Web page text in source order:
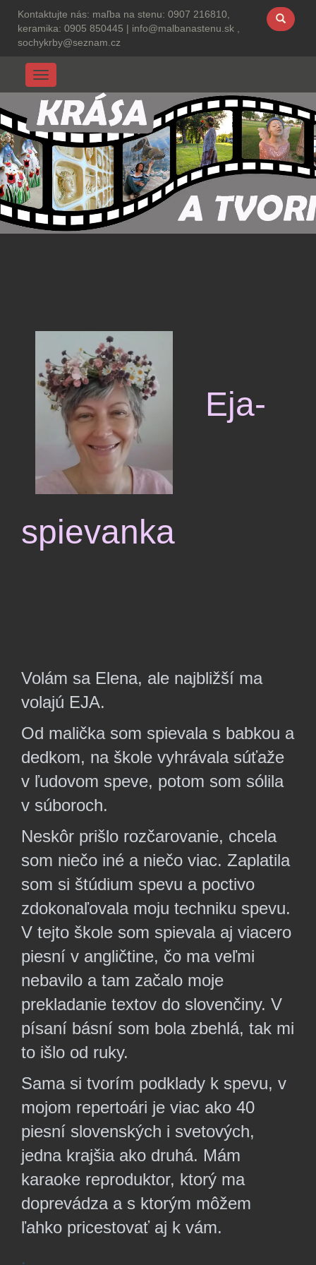
Kontaktujte nás: maľba na stenu: 0907 216810,
keramika: 0905 850445 | info@malbanastenu.sk ,
sochykrby@seznam.cz
Menu
Eja-
spievanka
Volám sa Elena, ale najbližší ma
volajú EJA.
Od malička som spievala s babkou a
dedkom, na škole vyhrávala súťaže
v ľudovom speve, potom som sólila
v súboroch.
Neskôr prišlo rozčarovanie, chcela
som niečo iné a niečo viac. Zaplatila
som si štúdium spevu a poctivo
zdokonaľovala moju techniku spevu.
V tejto škole som spievala aj viacero
piesní v angličtine, čo ma veľmi
nebavilo a tam začalo moje
prekladanie textov do slovenčiny. V
písaní básní som bola zbehlá, tak mi
to išlo od ruky.
Sama si tvorím podklady k spevu, v
mojom repertoári je viac ako 40
piesní slovenských i svetových,
jedna krajšia ako druhá. Mám
karaoke reproduktor, ktorý ma
doprevádza a s ktorým môžem
ľahko pricestovať aj k vám.
.